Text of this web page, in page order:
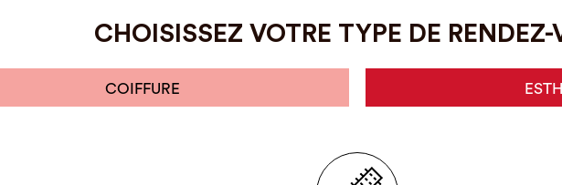
CHOISISSEZ VOTRE TYPE DE RENDEZ-
COIFFURE